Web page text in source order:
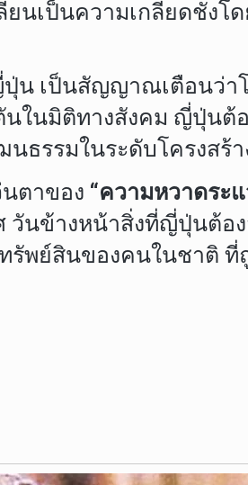
นเป็นความเกลียดชังโ
น เป็นสัญญาณเตือนว่าโ
ในมิติทางสังคม ญี่ปุ่นต้
ธรรมในระดับโครงสร้า
ตาของ “ความหวาดระ
วันข้างหน้าสิ่งที่ญี่ปุ่นต้อ
พย์สินของคนในชาติ ที่